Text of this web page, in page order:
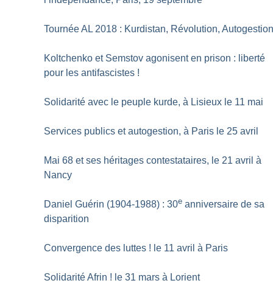
Tournée AL 2018 : Kurdistan, Révolution,
Koltchenko et Semstov agonisent en prison : liberté
pour les antifascistes !
Solidarité avec le peuple kurde, à Lisieux le 11 mai
Services publics et autogestion, à Paris le 25 avril
Mai 68 et ses héritages contestataires, le 21 avril à
Nancy
Daniel Guérin (1904-1988) : 30e anniversaire de sa
disparition
Convergence des luttes ! le 11 avril à Paris
Solidarité Afrin ! le 31 mars à Lorient